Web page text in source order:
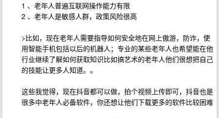
1 、老年人普遍互联网操作能力有限
2 、老年人是敏感人群，政策风险很高
>比如，现在老年人需要指导如何安全地在网上傲游，防诈，使
用智能手机包括以后的机器人；专业的某些老年人也希望能在他
行业继续了解如何获取知识比如搞艺术的老年人他们很想把自己
的技能让更多人知道。。
这些我觉得，现在抖音都可以做，拍个视频上传即可，抖音也是
很多中老年人必备软件，你还想让他们下载更多的软件比较困难